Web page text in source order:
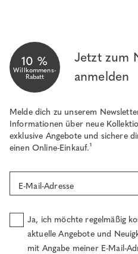
10 %
Willkommens-
Rabatt
Jetzt zum
anmelden
Melde dich zu unserem
Informationen über neue
exklusive Angebote und sichere
einen Online-Einkauf.¹
E-Mail-Adresse
Ja, ich möchte regelmäßig
aktuelle Angebote und
mit Angabe meiner E-Mail-